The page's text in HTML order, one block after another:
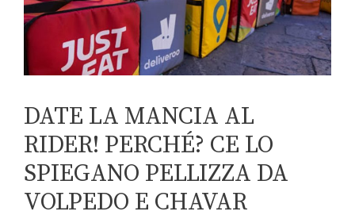
DATE LA MANCIA AL
RIDER! PERCHÉ? CE LO
SPIEGANO PELLIZZA DA
VOLPEDO E CHAVAR